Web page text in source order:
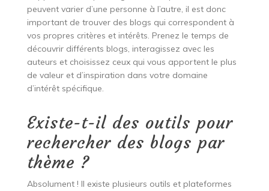
peuvent varier d’une personne à l’autre, il est donc
important de trouver des blogs qui correspondent à
vos propres critères et intérêts. Prenez le temps de
découvrir différents blogs, interagissez avec les
auteurs et choisissez ceux qui vous apportent le plus
de valeur et d’inspiration dans votre domaine
d’intérêt spécifique.
Existe-t-il des outils pour
rechercher des blogs par
thème ?
Absolument ! Il existe plusieurs outils et plateformes